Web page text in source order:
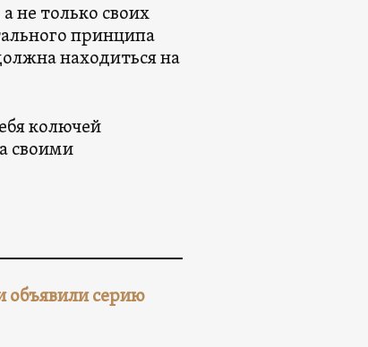
а не только своих
принципа
находиться на
колючей
своими
объявили серию